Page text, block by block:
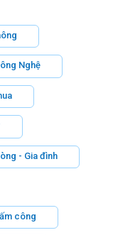
Nghệ
- Gia đình
công